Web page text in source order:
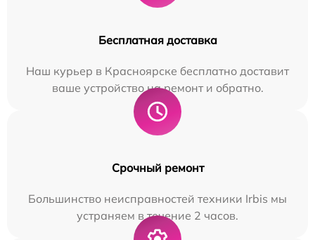
Бесплатная доставка
Наш курьер в Красноярске бесплатно доставит
ваше устройство на ремонт и обратно.
Срочный ремонт
Большинство неисправностей техники Irbis мы
устраняем в течение 2 часов.